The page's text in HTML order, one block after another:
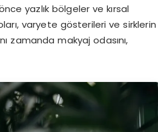
yazlık bölgeler ve kırsal
varyete gösterileri ve sirklerin
zamanda makyaj odasını,